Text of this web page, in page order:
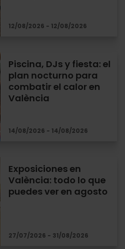
12/08/2026 - 12/08/2026
Piscina, DJs y fiesta: el
plan nocturno para
combatir el calor en
València
14/08/2026 - 14/08/2026
Exposiciones en
València: todo lo que
puedes ver en agosto
27/07/2026 - 31/08/2026